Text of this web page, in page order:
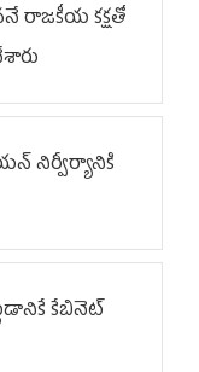
రాజకీయ కక్షతో
నిర్వీర్యానికి
కేబినెట్‌